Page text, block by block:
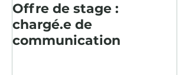
Offre de stage :
chargé.e de
communication